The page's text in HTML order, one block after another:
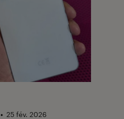
• 25 fév. 2026